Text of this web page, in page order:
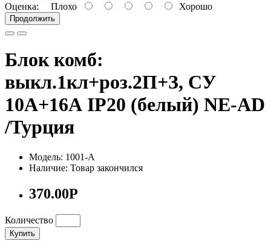
Оценка: Плохо Хорошо
Продолжить
Блок комб:
выкл.1кл+роз.2П+З, СУ
10А+16А IP20 (белый) NE-AD
/Турция
Модель: 1001-А
Наличие: Товар закончился
370.00Р
Количество
Купить